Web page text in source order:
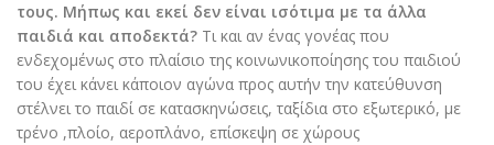
τους. Μήπως και εκεί δεν είναι ισότιμα µε τα άλλα
παιδιά και αποδεκτά? Τι και αν ένας γονέας που
ενδεχομένως στο πλαίσιο της κοινωνικοποίησης του παιδιού
του έχει κάνει κάποιον αγώνα προς αυτήν την κατεύθυνση
στέλνει το παιδί σε κατασκηνώσεις, ταξίδια στο εξωτερικό, µε
τρένο ,πλοίο, αεροπλάνο, επίσκεψη σε χώρους